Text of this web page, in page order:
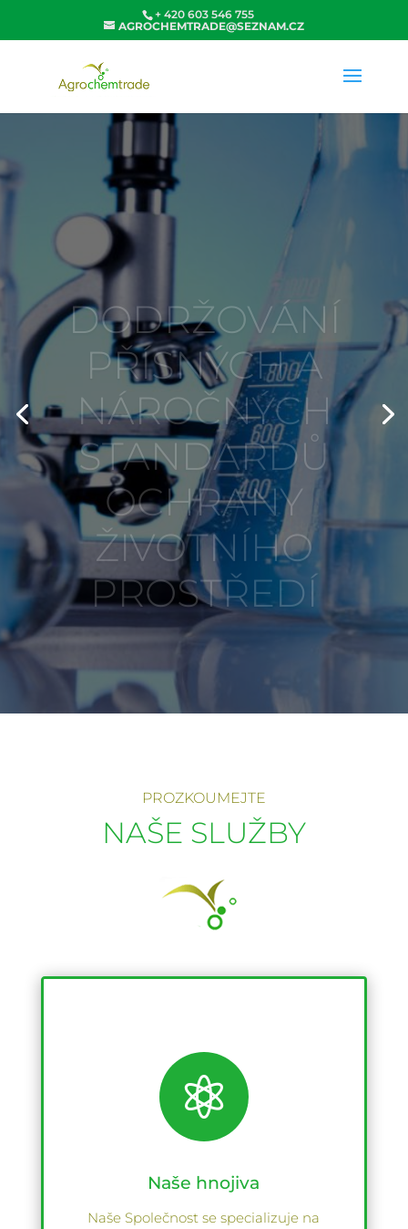
+ 420 603 546 755
AGROCHEMTRADE@SEZNAM.CZ
DODRŽOVÁNÍ
PŘÍSNÝCH A
NÁROČNÝCH
STANDARDŮ
OCHRANY
ŽIVOTNÍHO
PROSTŘEDÍ
PROZKOUMEJTE
NAŠE SLUŽBY

Naše hnojiva
Naše Společnost se specializuje na